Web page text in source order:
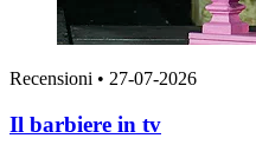
Recensioni • 27-07-2026
Il barbiere in tv